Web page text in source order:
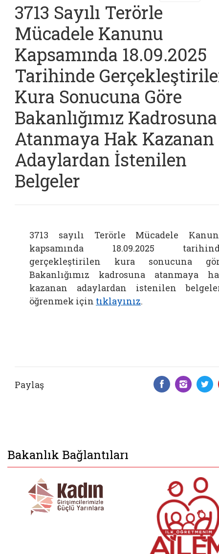
3713 Sayılı Terörle
Mücadele Kanunu
Kapsamında 18.09.2025
Tarihinde
Kura Sonucuna Göre
Bakanlığımız Kadrosuna
Atanmaya Hak Kazanan
Adaylardan İstenilen
Belgeler
3713 sayılı Terörle Mücadele
kapsamında 18.09.2025
gerçekleştirilen kura sonucuna
Bakanlığımız kadrosuna atanmaya
kazanan adaylardan istenilen
öğrenmek için tıklayınız.
Paylaş
Bakanlık Bağlantıları